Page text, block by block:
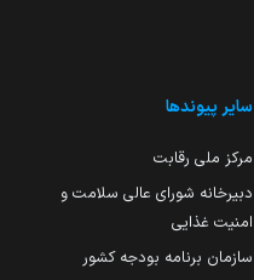
سایر پیوندها
مرکز ملی رقابت
دبیرخانه شورای عالی سلامت و
امنیت غذایی
سازمان برنامه بودجه کشور